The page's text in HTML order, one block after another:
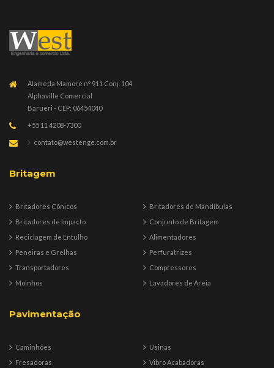
Alameda Mamoré nº 911 Conj. 104
Alphaville Comercial
Barueri - CEP: 06454040
+55 11 4208-7300
contato@westenge.com.br
Britagem
Britadores Cônicos
Britadores de Impacto
Reciclagem de Entulho
Peneiras e Grelhas
Transportadores
Moinhos
Britadores de Mandíbulas
Conjunto de Britagem
Alimentadores
Perfuratrizes
Compressores
Lavadores de Areia
Pavimentação
Caminhões
Fresadoras
Usinas
Vibro Acabadoras